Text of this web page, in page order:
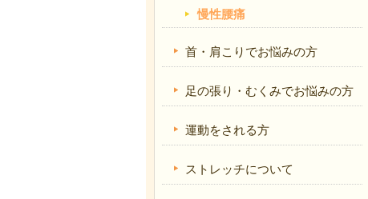
慢性腰痛
首・肩こりでお悩みの方
足の張り・むくみでお悩みの方
運動をされる方
ストレッチについて